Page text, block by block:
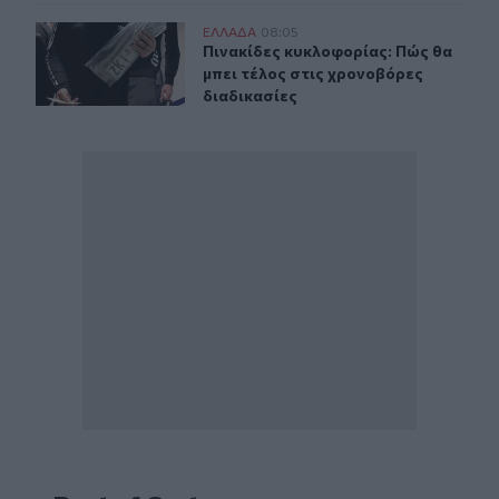
Πινακίδες κυκλοφορίας: Πώς θα μπει τέλος στις
ΕΛΛAΔΑ 08:05
Πινακίδες κυκλοφορίας: Πώς θα
Πινακίδες κυκλοφορίας: Πώς θα
μπει τέλος στις χρονοβόρες
διαδικασίες